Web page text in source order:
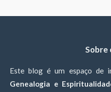
Sobre
Este blog é um espaço de
Genealogia e